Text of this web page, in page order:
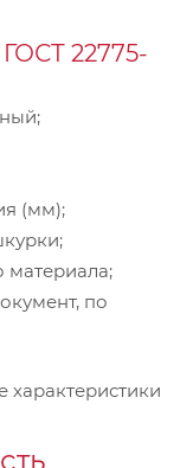
22775-
(мм);
материала;
по